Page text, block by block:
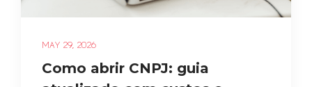
MAY 29, 2026
Como abrir CNPJ: guia